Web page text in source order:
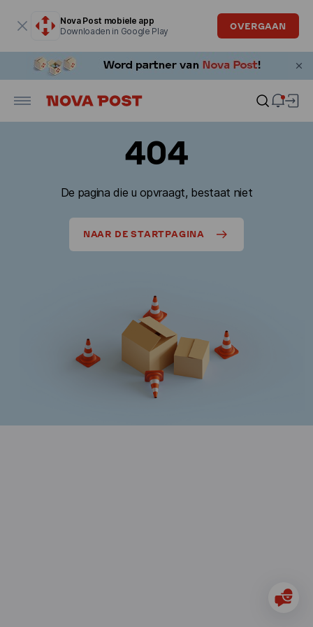
Nova Post mobiele app
Downloaden in Google Play
OVERGAAN
404
De pagina die u opvraagt, bestaat niet
NAAR DE STARTPAGINA